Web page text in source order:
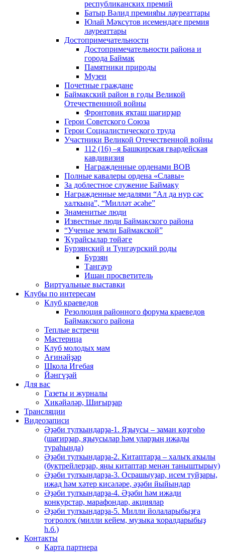
республиканских премий
Батыр Вәлид премияһы лауреаттары
Юлай Мәҡсүтов исемендәге премия
лауреаттары
Достопримечательности
Достопримечательности района и
города Баймак
Памятники природы
Музеи
Почетные граждане
Баймакский район в годы Великой
Отечественнной войны
Фронтовик яҡташ шағирҙар
Герои Советского Союза
Герои Социалистического труда
Участники Великой Отечественной войны
112 (16) –я Башкирская гвардейская
кавдивизия
Награжденные орденами ВОВ
Полные кавалеры ордена «Славы»
За доблестное служение Баймаку
Награжденные медалями “Ал да нур сәс
халҡыңа”, “Милләт әсәһе”
Знаменитые люди
Известные люди Баймакского района
“Ученые земли Баймакской”
Ҡурайсылар төйәге
Бурзянский и Тунгаурский роды
Бурзян
Тангаур
Ишан просветитель
Виртуальные выставки
Клубы по интересам
Клуб краеведов
Резолюция районного форума краеведов
Баймакского района
Теплые встречи
Мастерица
Клуб молодых мам
Ағинәйҙәр
Школа Игебая
Йәнгүҙәй
Для вас
Газеты и журналы
Хикәйәләр, Шиғырҙар
Трансляции
Видеозаписи
Әҙәби тулҡындарҙа-1. Яҙыусы – заман көҙгөһө
(шағирҙар, яҙыусылар һәм уларҙың ижады
тураһында)
Әҙәби тулҡындарҙа-2. Китаптарҙа – халыҡ аҡылы
(буктрейлерҙар, яңы китаптар менән таныштырыу)
Әҙәби тулҡындарҙа-3. Осрашыуҙар, исем туйҙары,
ижад һәм хәтер кисәләре, әҙәби йыйындар
Әҙәби тулҡындарҙа-4. Әҙәби һәм ижади
конкурстар, марафондар, акциялар
Әҙәби тулҡындарҙа-5. Милли йолаларыбыҙға
тоғролоҡ (милли кейем, музыка ҡоралдарыбыҙ
һ.б.)
Контакты
Карта партнера